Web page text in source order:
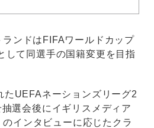
ンドはFIFAワールドカップ
して同選手の国籍変更を目指
UEFAネーションズリーグ2
選会後にイギリスメディア
インタビューに応じたクラ